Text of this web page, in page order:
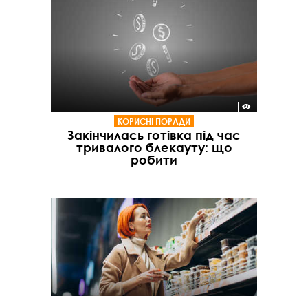
КОРИСНІ ПОРАДИ
Закінчилась готівка під час
тривалого блекауту: що
робити